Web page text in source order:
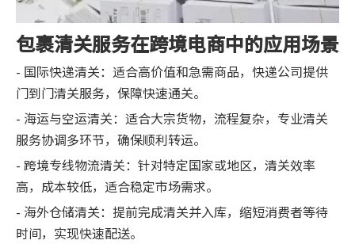
包裹清关服务在跨境电商中的应用场景
- 国际快递清关：适合高价值和急需商品，快递公司提供
门到门清关服务，保障快速通关。
- 海运与空运清关：适合大宗货物，流程复杂，专业清关
服务协调多环节，确保顺利转运。
- 跨境专线物流清关：针对特定国家或地区，清关效率
高，成本较低，适合稳定市场需求。
- 海外仓储清关：提前完成清关并入库，缩短消费者等待
时间，实现快速配送。